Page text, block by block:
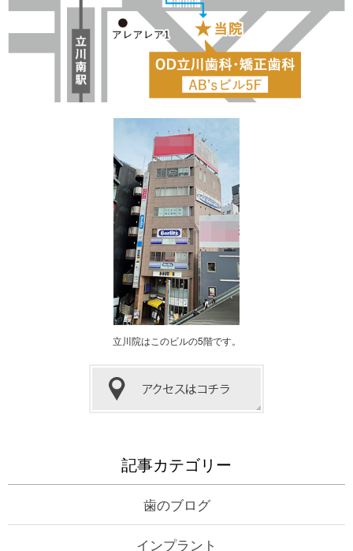
立川院はこのビルの5階です。
記事カテゴリー
歯のブログ
インプラント